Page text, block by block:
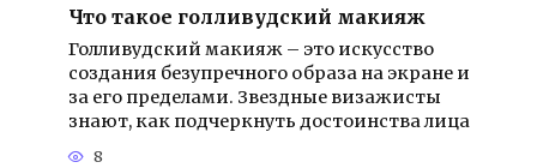
Что такое голливудский макияж
Голливудский макияж – это искусство
создания безупречного образа на экране и
за его пределами. Звездные визажисты
знают, как подчеркнуть достоинства лица
8